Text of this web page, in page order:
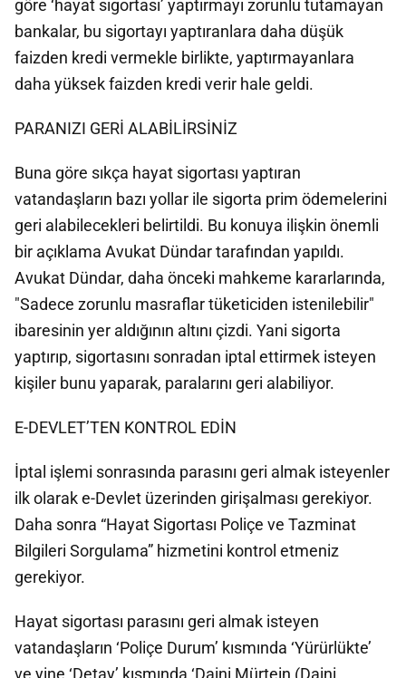
göre ‘hayat sigortası’ yaptırmayı zorunlu tutamayan
bankalar, bu sigortayı yaptıranlara daha düşük
faizden kredi vermekle birlikte, yaptırmayanlara
daha yüksek faizden kredi verir hale geldi.
PARANIZI GERİ ALABİLİRSİNİZ
Buna göre sıkça hayat sigortası yaptıran
vatandaşların bazı yollar ile sigorta prim ödemelerini
geri alabilecekleri belirtildi. Bu konuya ilişkin önemli
bir açıklama Avukat Dündar tarafından yapıldı.
Avukat Dündar, daha önceki mahkeme kararlarında,
"Sadece zorunlu masraflar tüketiciden istenilebilir"
ibaresinin yer aldığının altını çizdi. Yani sigorta
yaptırıp, sigortasını sonradan iptal ettirmek isteyen
kişiler bunu yaparak, paralarını geri alabiliyor.
E-DEVLET’TEN KONTROL EDİN
İptal işlemi sonrasında parasını geri almak isteyenler
ilk olarak e-Devlet üzerinden girişalması gerekiyor.
Daha sonra “Hayat Sigortası Poliçe ve Tazminat
Bilgileri Sorgulama” hizmetini kontrol etmeniz
gerekiyor.
Hayat sigortası parasını geri almak isteyen
vatandaşların ‘Poliçe Durum’ kısmında ‘Yürürlükte’
ve yine ‘Detay’ kısmında ‘Daini Mürtein (Daini